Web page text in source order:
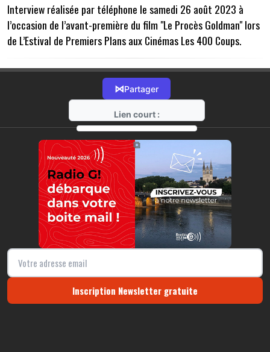
Interview réalisée par téléphone le samedi 26 août 2023 à
l’occasion de l’avant-première du film "Le Procès Goldman" lors
de L’Estival de Premiers Plans aux Cinémas Les 400 Coups.
⋈Partager
Lien court :
https://radio-g.fr?12410
⧉
Inscription Newsletter gratuite